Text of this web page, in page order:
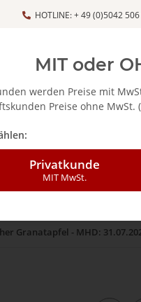
HOTLINE: + 49 (0)5042
ITALIA - FEINKOSTARTIKEL
Granatapfel - MHD:
MIT oder
werden Preise mit
Preise ohne MwSt.
Privatkunde
MIT MwSt.